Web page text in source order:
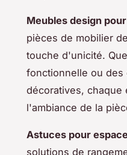
Meubles design
pièces de mobilier
touche d'unicité.
fonctionnelle ou des
décoratives, chaque
l'ambiance de la
Astuces pour
solutions de